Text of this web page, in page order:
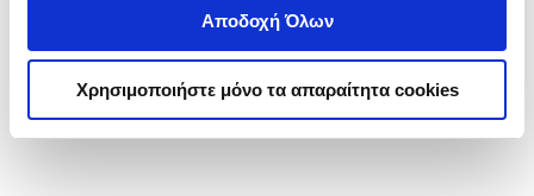
Αποδοχή Όλων
Χρησιμοποιήστε μόνο τα απαραίτητα cookies